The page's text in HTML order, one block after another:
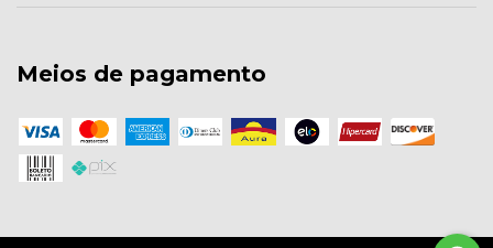
Meios de pagamento